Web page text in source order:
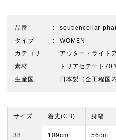
品番
soutiencollar-
タイプ
WOMEN
カテゴリ
アウター・ライト
素材
トリアセテート70
生産国
日本製（全工程国
サイズ 着丈(CB) 身幅
38 109cm 56cm